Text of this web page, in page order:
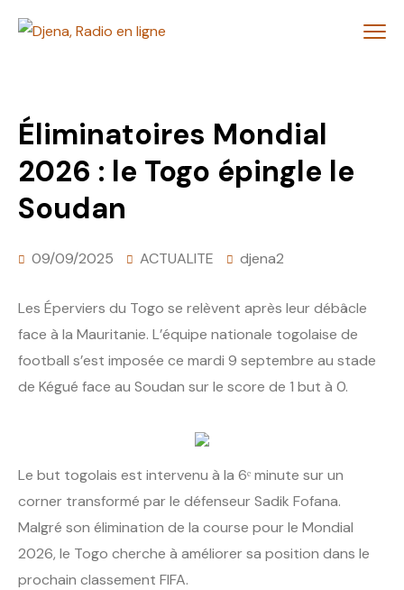
Éliminatoires Mondial
2026 : le Togo épingle le
Soudan
09/09/2025 ACTUALITE djena2
Les Éperviers du Togo se relèvent après leur débâcle
face à la Mauritanie. L’équipe nationale togolaise de
football s’est imposée ce mardi 9 septembre au stade
de Kégué face au Soudan sur le score de 1 but à 0.
Le but togolais est intervenu à la 6ᵉ minute sur un
corner transformé par le défenseur Sadik Fofana.
Malgré son élimination de la course pour le Mondial
2026, le Togo cherche à améliorer sa position dans le
prochain classement FIFA.